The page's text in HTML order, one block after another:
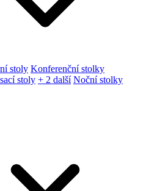
stoly Konferenční stolky
stoly + 2 další Noční stolky